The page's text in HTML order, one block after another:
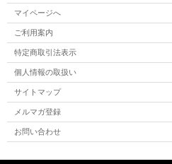
マイページへ
ご利用案内
特定商取引法表示
個人情報の取扱い
サイトマップ
メルマガ登録
お問い合わせ